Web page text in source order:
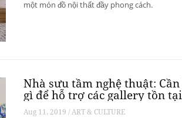
một món đồ nội thất đầy phong cách.
Nhà sưu tầm nghệ thuật:
gì để hỗ trợ các gallery tồn
phát triển? – Phần 1
Aug 11, 2019 / ART & CULTURE